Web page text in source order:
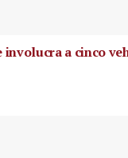
involucra a cinco